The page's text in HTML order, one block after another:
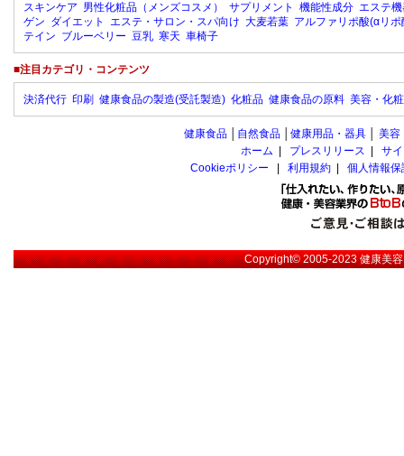
スキンケア 男性化粧品（メンズコスメ） サプリメント 機能性成分 エステ
ゲン ダイエット エステ・サロン・スパ向け 大麦若葉 アルファリポ酸(αリポ
テイン ブルーベリー 豆乳 寒天 車椅子
■注目カテゴリ・コンテンツ
決済代行 印刷 健康食品の製造(受託製造) 化粧品 健康食品の原料 美容・化
健康食品 自然食品 健康用品・器具 美容
ホーム
プレスリリース
サ
Cookieポリシー
利用規約 個人情報
Copyright© 2005-2023健康美